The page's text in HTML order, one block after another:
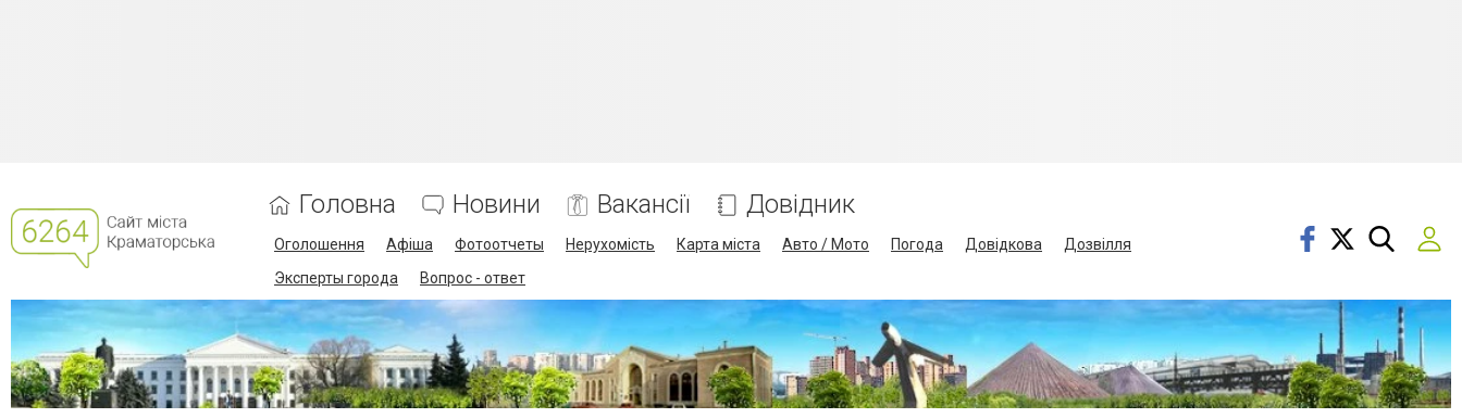
Головна Новини Вакансії Довідник
Оголошення Афіша Фотоотчеты Нерухомість Карта міста Авто / Мото Погода Довідкова
Дозвілля
Эксперты города
Вопрос - ответ